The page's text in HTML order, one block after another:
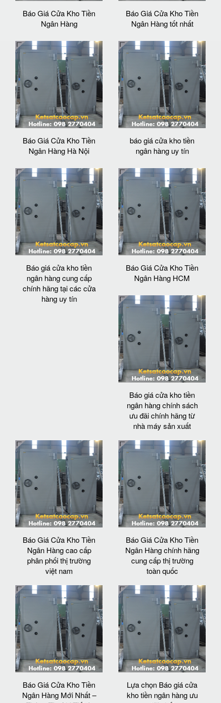
Báo Giá Cửa Kho Tiền
Ngân Hàng
Báo Giá Cửa Kho Tiền
Ngân Hàng tốt nhất
Báo Giá Cửa Kho Tiền
Ngân Hàng Hà Nội
báo giá cửa kho tiền
ngân hàng uy tín
Báo giá cửa kho tiền
ngân hàng cung cấp
chính hãng tại các cửa
hàng uy tín
Báo Giá Cửa Kho Tiền
Ngân Hàng HCM
Báo giá cửa kho tiền
ngân hàng chính sách
ưu đãi chính hãng từ
nhà máy sản xuất
Báo Giá Cửa Kho Tiền
Ngân Hàng cao cấp
phân phối thị trường
việt nam
Báo Giá Cửa Kho Tiền
Ngân Hàng chính hãng
cung cấp thị trường
toàn quốc
Báo Giá Cửa Kho Tiền
Ngân Hàng Mới Nhất –
Lựa chọn Báo giá cửa
kho tiền ngân hàng ưu